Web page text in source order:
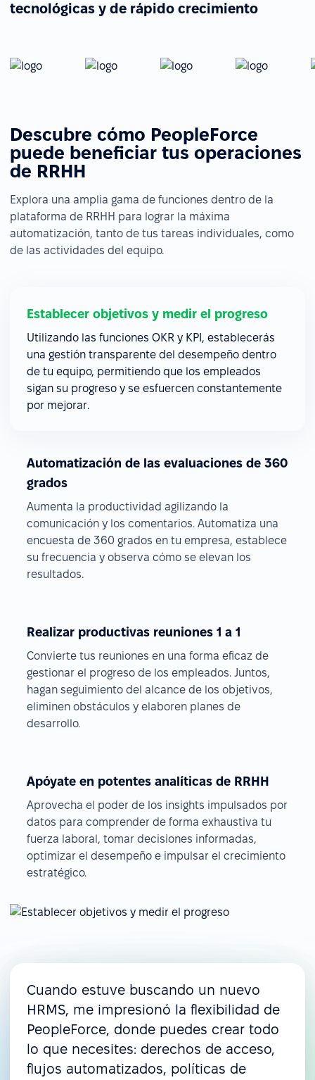
tecnológicas y de rápido crecimiento
Descubre cómo PeopleForce
puede beneficiar tus operaciones
de RRHH
Explora una amplia gama de funciones dentro de la
plataforma de RRHH para lograr la máxima
automatización, tanto de tus tareas individuales, como
de las actividades del equipo.
Establecer objetivos y medir el progreso
Utilizando las funciones OKR y KPI, establecerás
una gestión transparente del desempeño dentro
de tu equipo, permitiendo que los empleados
sigan su progreso y se esfuercen constantemente
por mejorar.
Automatización de las evaluaciones de 360
grados
Aumenta la productividad agilizando la
comunicación y los comentarios. Automatiza una
encuesta de 360 grados en tu empresa, establece
su frecuencia y observa cómo se elevan los
resultados.
Realizar productivas reuniones 1 a 1
Convierte tus reuniones en una forma eficaz de
gestionar el progreso de los empleados. Juntos,
hagan seguimiento del alcance de los objetivos,
eliminen obstáculos y elaboren planes de
desarrollo.
Apóyate en potentes analíticas de RRHH
Aprovecha el poder de los insights impulsados por
datos para comprender de forma exhaustiva tu
fuerza laboral, tomar decisiones informadas,
optimizar el desempeño e impulsar el crecimiento
estratégico.
Cuando estuve buscando un nuevo
HRMS, me impresionó la flexibilidad de
PeopleForce, donde puedes crear todo
lo que necesites: derechos de acceso,
flujos automatizados, políticas de